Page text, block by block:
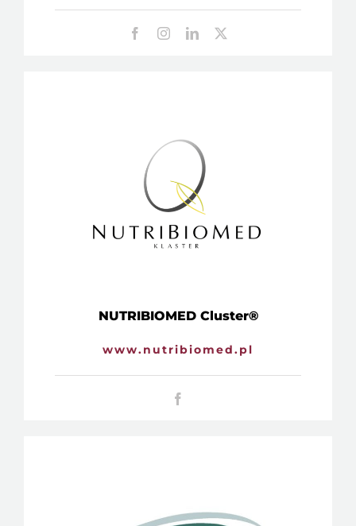
NUTRIBIOMED Cluster®
www.nutribiomed.pl